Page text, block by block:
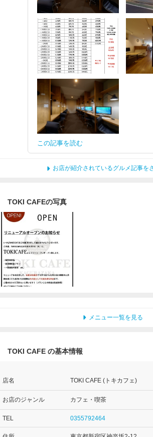
この記事を読む
お店が紹介されているグルメ記事を
TOKI CAFEの写真
メニュー一覧を見る
TOKI CAFE の基本情報
店名 TOKI CAFE (トキカフェ)
お店のジャンル カフェ・喫茶
TEL 0355792464